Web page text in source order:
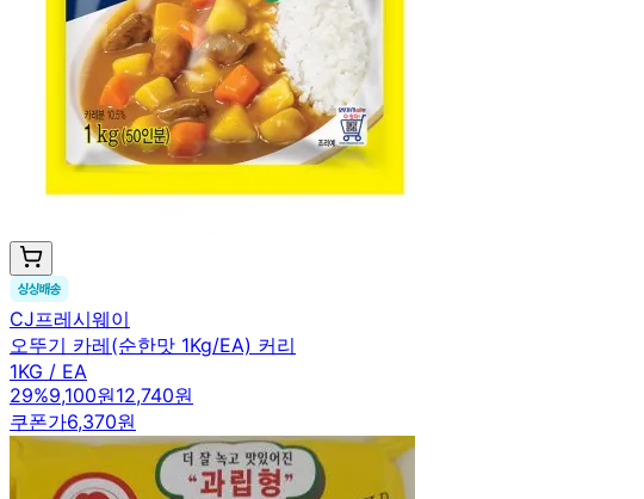
CJ프레시웨이
오뚜기 카레(순한맛 1Kg/EA) 커리
1KG / EA
29%9,100원12,740원
쿠폰가6,370원